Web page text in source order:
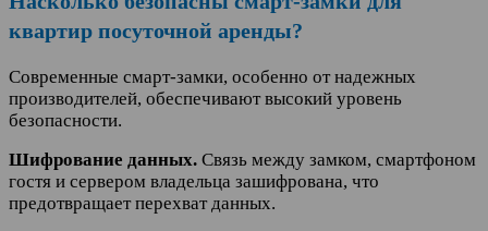
квартир посуточной аренды?
Современные смарт-замки, особенно от надежных
производителей, обеспечивают высокий уровень
безопасности.
Шифрование данных. Связь между замком, смартфоном
гостя и сервером владельца зашифрована, что
предотвращает перехват данных.